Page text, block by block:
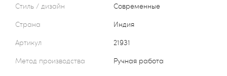
Стиль / дизайн
Современные
Страна
Индия
Артикул
21931
Метод производства
Ручная работа